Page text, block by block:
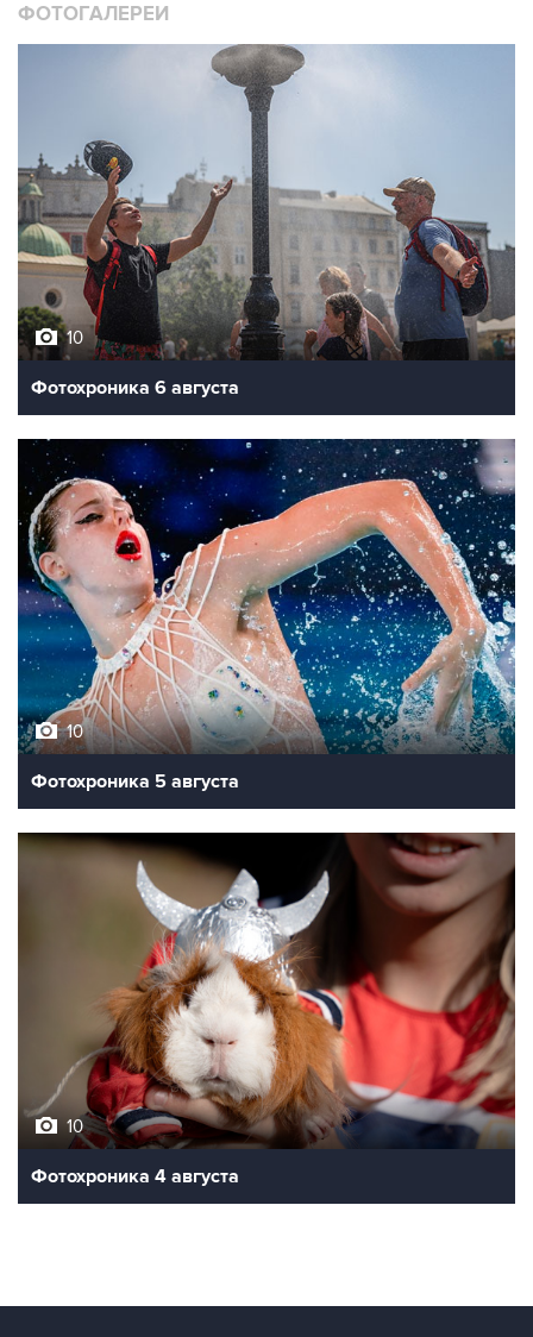
ФОТОГАЛЕРЕИ
10
Фотохроника 6 августа
10
Фотохроника 5 августа
10
Фотохроника 4 августа